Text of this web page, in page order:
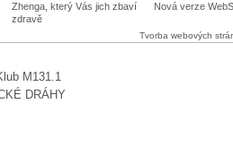
Zhenga, který Vás jich zbaví
zdravě
Nová verze
Tvorba webových
M131.1
DRÁHY